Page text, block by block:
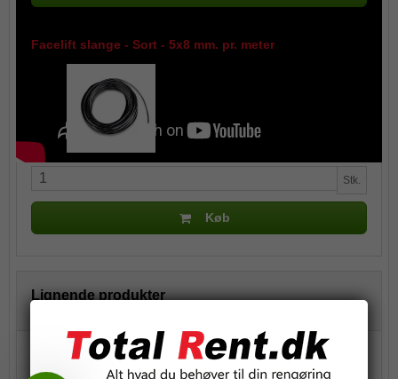
Facelift slange - Sort - 5x8 mm. pr. meter
Stk.
Køb
Lignende produkter
Reguleringsventil til 8 mm slange - sort - on/off